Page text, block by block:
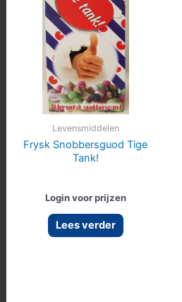
Levensmiddelen
Frysk Snobbersguod Tige
Tank!
Login voor prijzen
Lees verder